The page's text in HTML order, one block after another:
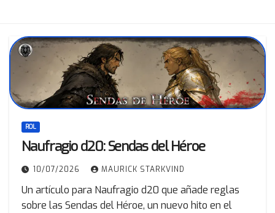
ROL
Naufragio d20: Sendas del Héroe
10/07/2026 MAURICK STARKVIND
Un artículo para Naufragio d20 que añade reglas
sobre las Sendas del Héroe, un nuevo hito en el